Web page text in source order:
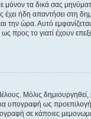
μόνον τα δικά σας
ήδη απαντήσει στη
ώρα. Αυτό
το γιατί έχουν
Μόλις δημιουργηθεί,
ως προεπιλογή
σε κάποιες